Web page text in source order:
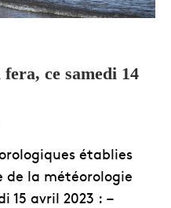
ce samedi 14
établies
de la météorologie
15 avril 2023 : –